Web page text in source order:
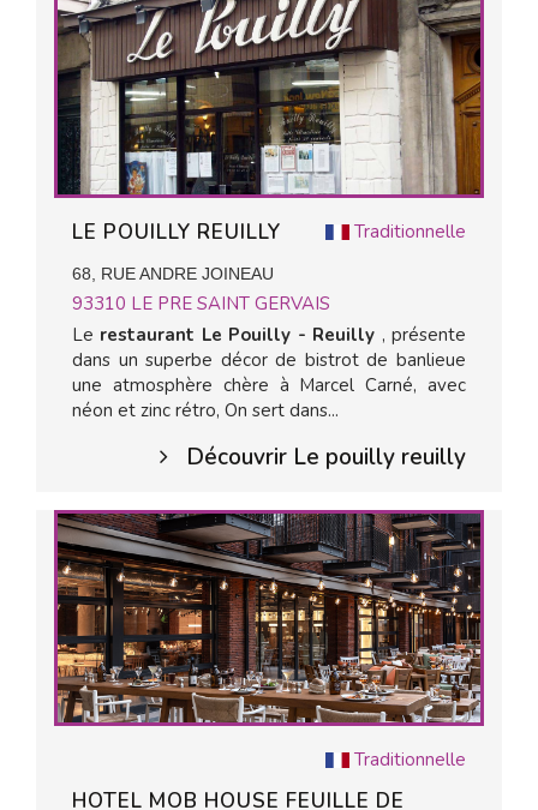
Traditionnelle
LE POUILLY REUILLY
68, RUE ANDRE JOINEAU
93310 LE PRE SAINT GERVAIS
Le restaurant Le Pouilly - Reuilly , présente
dans un superbe décor de bistrot de banlieue
une atmosphère chère à Marcel Carné, avec
néon et zinc rétro, On sert dans...
Découvrir Le pouilly reuilly
Traditionnelle
HOTEL MOB HOUSE FEUILLE DE